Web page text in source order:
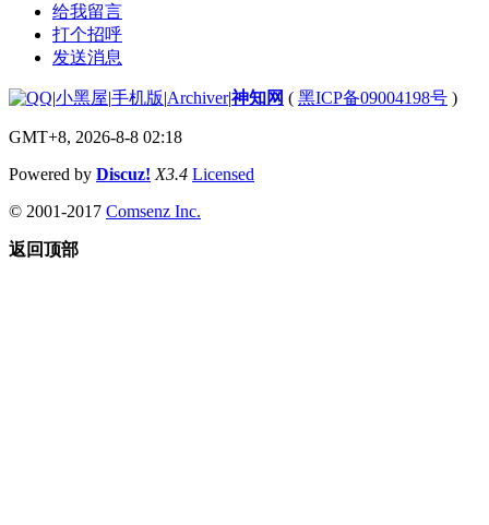
给我留言
打个招呼
发送消息
|小黑屋|手机版|Archiver|神知网 ( 黑ICP备09004198号 )
GMT+8, 2026-8-8 02:18
Powered by Discuz! X3.4 Licensed
© 2001-2017 Comsenz Inc.
返回顶部